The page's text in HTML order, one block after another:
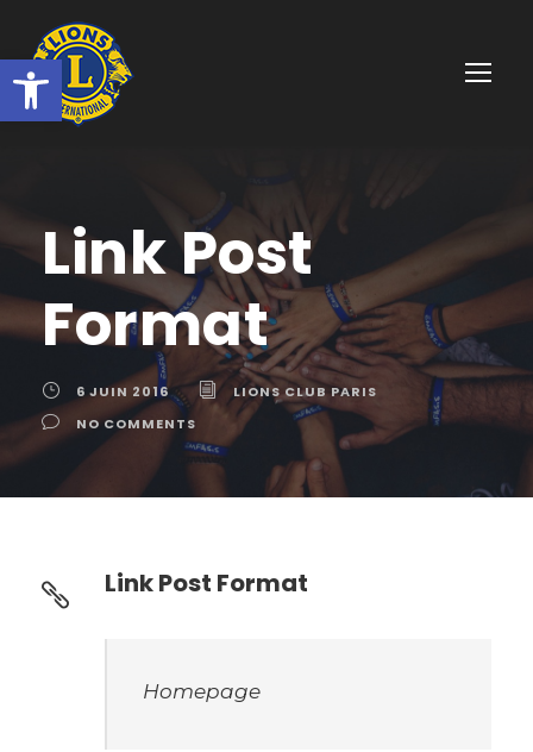
Link Post
Format
6 JUIN 2016
LIONS CLUB PARIS
NO COMMENTS
Link Post Format
Homepage
Ouvrir la barre d’outils